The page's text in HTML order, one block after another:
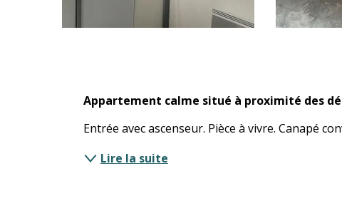
Description
Appartement calme situé à proximité des
Entrée avec ascenseur. Pièce à vivre. Canapé
Lire la suite